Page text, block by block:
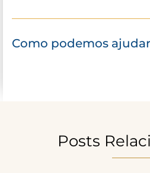
Como podemos
Posts